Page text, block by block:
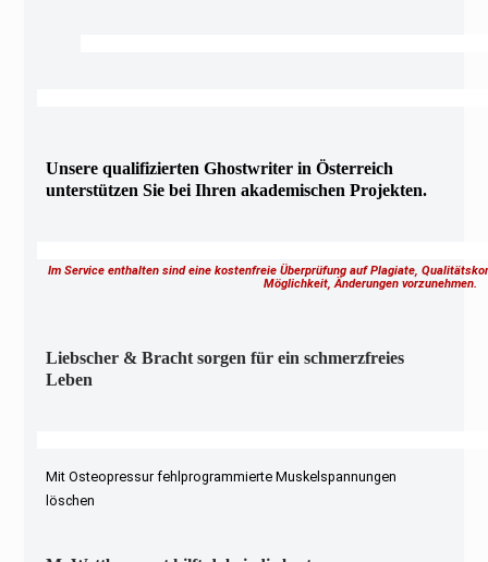
Unsere qualifizierten Ghostwriter in Österreich
unterstützen Sie bei Ihren akademischen Projekten.
Im Service enthalten sind eine kostenfreie Überprüfung auf Plagiate,
Möglichkeit, Änderungen vorzunehmen.
Liebscher & Bracht sorgen für ein schmerzfreies
Leben
Mit Osteopressur fehlprogrammierte Muskelspannungen
löschen